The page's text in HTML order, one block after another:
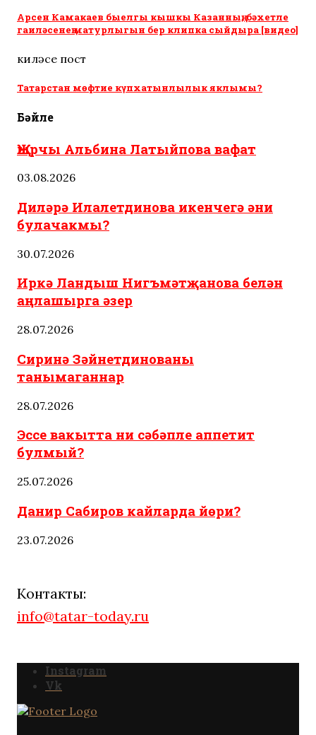
Арсен Камакаев быелгы кышкы Казанның, бәхетле
гаиләсенең матурлыгын бер клипка сыйдыра [видео]
киләсе пост
Татарстан мөфтие күпхатынлылык яклымы?
Бәйле
Җырчы Альбина Латыйпова вафат
03.08.2026
Диләрә Илалетдинова икенчегә әни
булачакмы?
30.07.2026
Иркә Ландыш Нигъмәтҗанова белән
аңлашырга әзер
28.07.2026
Сиринә Зәйнетдинованы
танымаганнар
28.07.2026
Эссе вакытта ни сәбәпле аппетит
булмый?
25.07.2026
Данир Сабиров кайларда йөри?
23.07.2026
Контакты:
info@tatar-today.ru
Instagram
Vk